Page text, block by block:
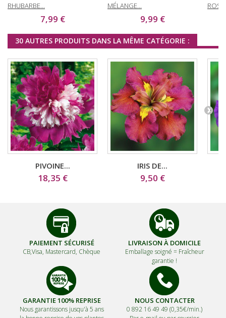
RHUBARBE...
7,99 €
MÉLANGE...
9,99 €
30 AUTRES PRODUITS DANS LA MÊME CATÉGORIE :
PIVOINE...
18,35 €
IRIS DE...
9,50 €
PAIEMENT SÉCURISÉ
CB,Visa, Mastercard, Chèque
LIVRAISON À DOMICILE
Emballage soigné = Fraîcheur
garantie !
GARANTIE 100% REPRISE
Nous garantissons jusqu'à 5 ans
NOUS CONTACTER
0 892 16 49 49 (0,35€/min.)